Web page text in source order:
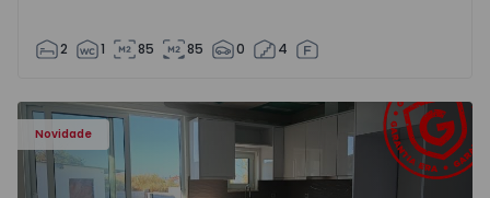
2 1 85 85 0 4
Novidade
Moradia T2 Abrantes, Pego - 1575171 - 9